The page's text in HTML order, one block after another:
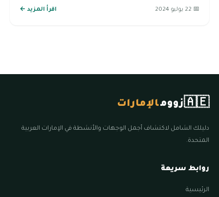
📅 22 يوليو 2024 اقرأ المزيد ←
🇦🇪زوومالإمارات
دليلك الشامل لاكتشاف أجمل الوجهات والأنشطة في الإمارات العربية
المتحدة.
روابط سريعة
الرئيسية